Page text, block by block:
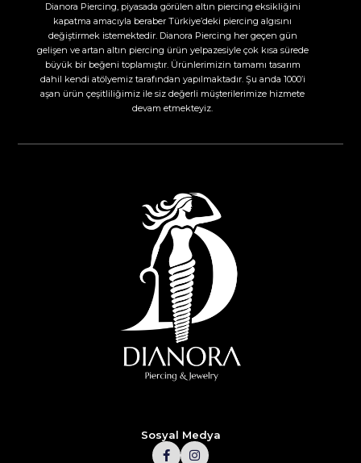
Dianora Piercing, piyasada görülen altın piercing eksikliğini
kapatma amacıyla beraber Türkiye’deki piercing algısını
değiştirmek istemektedir. Dianora Piercing her geçen gün
gelişen ve artan altın piercing ürün yelpazesiyle çok kısa sürede
büyük bir beğeni toplamıştır. Ürünlerimizin tamamı tasarım
dahil kendi atölyemiz tarafından yapılmaktadır. Şu anda 1000’i
aşan ürün çeşitliliğimiz ile siz değerli müşterilerimize hizmete
devam etmekteyiz.​
Sosyal Medya